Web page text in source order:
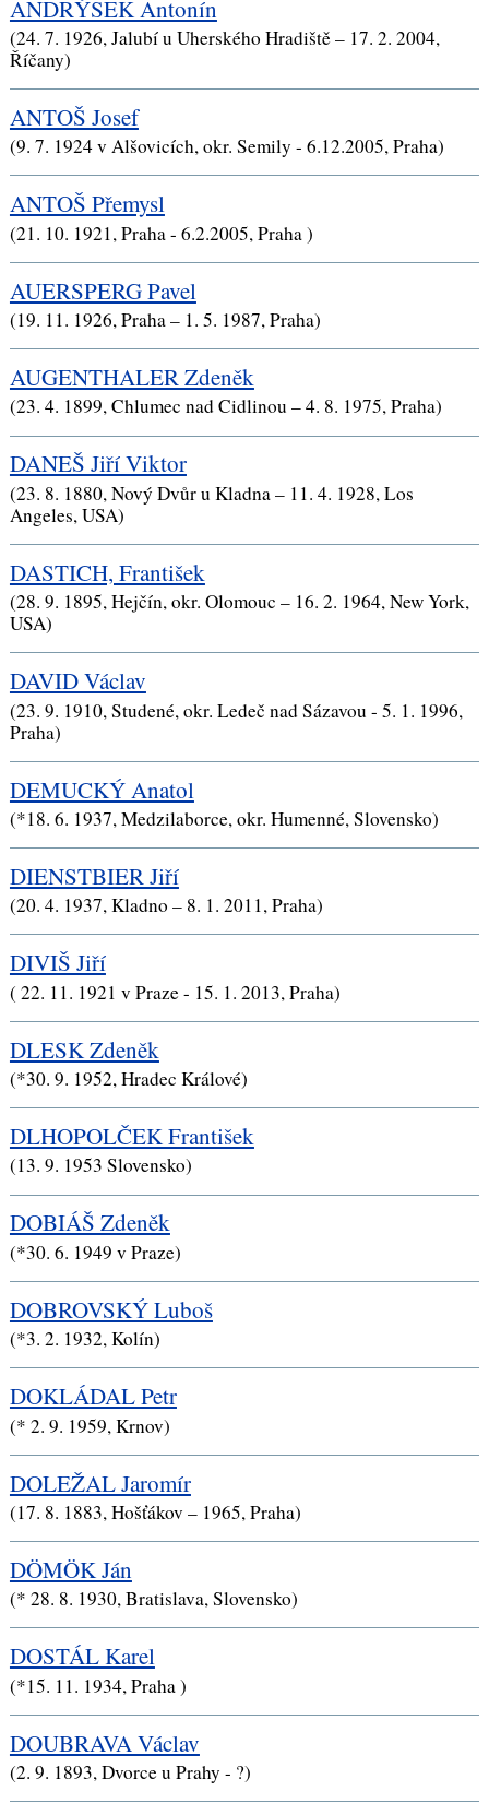
ANDRÝSEK Antonín
(24. 7. 1926, Jalubí u Uherského Hradiště – 17. 2. 2004,
Říčany)
ANTOŠ Josef
(9. 7. 1924 v Alšovicích, okr. Semily - 6.12.2005, Praha)
ANTOŠ Přemysl
(21. 10. 1921, Praha - 6.2.2005, Praha )
AUERSPERG Pavel
(19. 11. 1926, Praha – 1. 5. 1987, Praha)
AUGENTHALER Zdeněk
(23. 4. 1899, Chlumec nad Cidlinou – 4. 8. 1975, Praha)
DANEŠ Jiří Viktor
(23. 8. 1880, Nový Dvůr u Kladna – 11. 4. 1928, Los
Angeles, USA)
DASTICH, František
(28. 9. 1895, Hejčín, okr. Olomouc – 16. 2. 1964, New York,
USA)
DAVID Václav
(23. 9. 1910, Studené, okr. Ledeč nad Sázavou - 5. 1. 1996,
Praha)
DEMUCKÝ Anatol
(*18. 6. 1937, Medzilaborce, okr. Humenné, Slovensko)
DIENSTBIER Jiří
(20. 4. 1937, Kladno – 8. 1. 2011, Praha)
DIVIŠ Jiří
( 22. 11. 1921 v Praze - 15. 1. 2013, Praha)
DLESK Zdeněk
(*30. 9. 1952, Hradec Králové)
DLHOPOLČEK František
(13. 9. 1953 Slovensko)
DOBIÁŠ Zdeněk
(*30. 6. 1949 v Praze)
DOBROVSKÝ Luboš
(*3. 2. 1932, Kolín)
DOKLÁDAL Petr
(* 2. 9. 1959, Krnov)
DOLEŽAL Jaromír
(17. 8. 1883, Hošťákov – 1965, Praha)
DÖMÖK Ján
(* 28. 8. 1930, Bratislava, Slovensko)
DOSTÁL Karel
(*15. 11. 1934, Praha )
DOUBRAVA Václav
(2. 9. 1893, Dvorce u Prahy - ?)